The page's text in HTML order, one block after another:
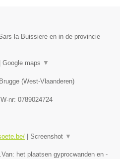
la Buissiere en in de provincie
Google maps ▼
Brugge (West-Vlaanderen)
nr: 0789024724
Screenshot ▼
het plaatsen gyprocwanden en -